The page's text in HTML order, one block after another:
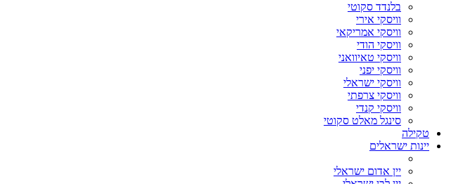
בלנדד סקוטי
וויסקי אירי
וויסקי אמריקאי
וויסקי הודי
וויסקי טאיוואני
וויסקי יפני
וויסקי ישראלי
וויסקי צרפתי
וויסקי קנדי
סינגל מאלט סקוטי
טקילה
יינות ישראלים
יין אדום ישראלי